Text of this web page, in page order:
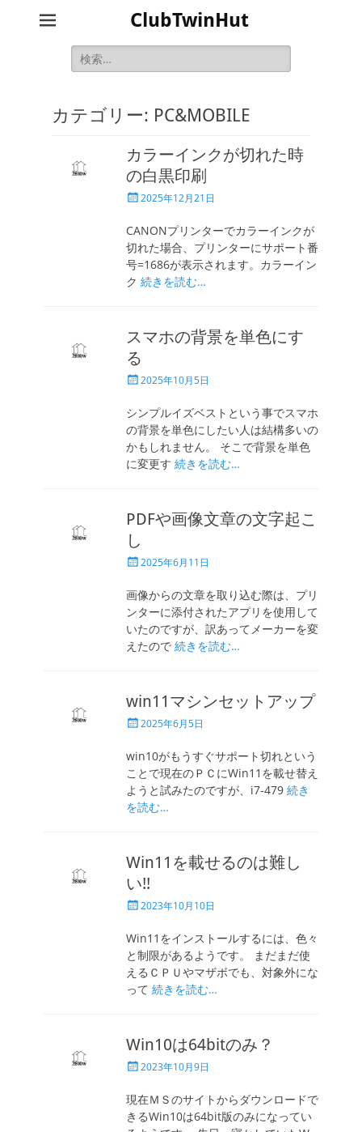
ClubTwinHut
検
索:
カテゴリー: PC&MOBILE
カラーインクが切れた時
の白黒印刷
投
日
2025年12月21日
CANONプリンターでカラーインクが
切れた場合、プリンターにサポート番
号=1686が表示されます。カラーイン
ク 続きを読む…
スマホの背景を単色にす
る
投
日
2025年10月5日
シンプルイズベストという事でスマホ
の背景を単色にしたい人は結構多いの
かもしれません。 そこで背景を単色
に変更す 続きを読む…
PDFや画像文章の文字起こ
し
投
日
2025年6月11日
画像からの文章を取り込む際は、プリ
ンターに添付されたアプリを使用して
いたのですが、訳あってメーカーを変
えたので 続きを読む…
win11マシンセットアップ
投
日
2025年6月5日
win10がもうすぐサポート切れという
ことで現在のＰＣにWin11を載せ替え
ようと試みたのですが、i7-479 続き
を読む…
Win11を載せるのは難し
い!!
投
日
2023年10月10日
Win11をインストールするには、色々
と制限があるようです。 まだまだ使
えるＣＰＵやマザボでも、対象外にな
って 続きを読む…
Win10は64bitのみ？
投
日
2023年10月9日
現在ＭＳのサイトからダウンロードで
きるWin10は64bit版のみになってい